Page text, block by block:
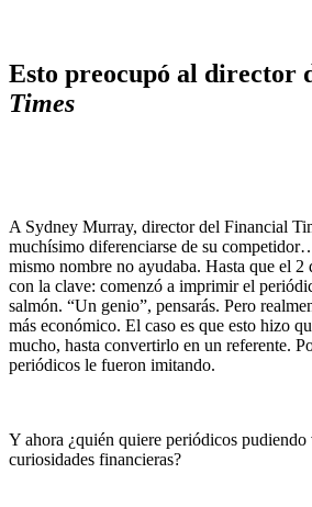
Esto preocupó al director
Times
A Sydney Murray, director del Financial
muchísimo diferenciarse de su
mismo nombre no ayudaba. Hasta que el 2
con la clave: comenzó a imprimir el
salmón. “Un genio”, pensarás. Pero
más económico. El caso es que esto hizo
mucho, hasta convertirlo en un referente.
periódicos le fueron imitando.
Y ahora ¿quién quiere periódicos pudiendo
curiosidades financieras?